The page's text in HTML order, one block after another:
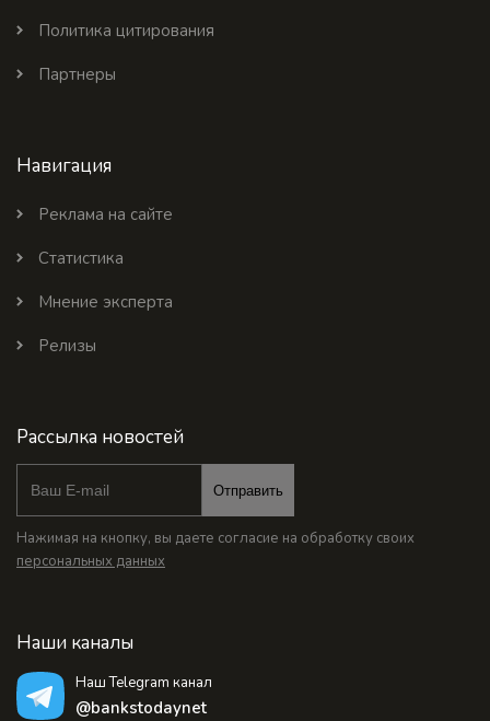
Политика цитирования
Партнеры
Навигация
Реклама на сайте
Статистика
Мнение эксперта
Релизы
Рассылка новостей
Отправить
Нажимая на кнопку, вы даете согласие на обработку своих
персональных данных
Наши каналы
Наш Telegram канал
@bankstodaynet